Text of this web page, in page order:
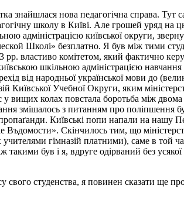
знайшлася нова педагогічна справа. Тут
школу в Київі. Але грошей уряд
адміністрацією київської округи,
Школі» безплатно. Я був між тими
рр. властиво комітетом, який фактично
шкільною адміністрацією
від народньої української мови до
Київської Учебної Округи, яким
вищих колах повстала боротьба між двома
змішалось з питанням про поліпшення
Київські попи напали на нашу
Въдомости». Скінчилось тим, що
учителями гімназій платними), саме в той
такими був і я, вдруге одірваний без
свого студенства, я повинен сказати ще